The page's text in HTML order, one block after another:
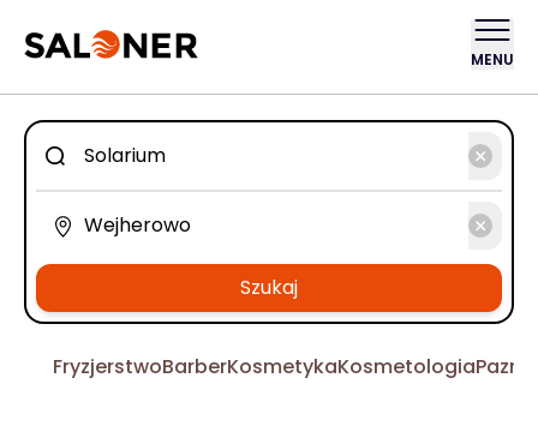
MENU
Szukaj
FryzjerstwoBarberKosmetykaKosmetologia